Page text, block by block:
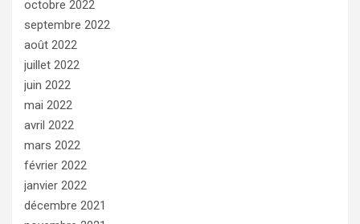
octobre 2022
septembre 2022
août 2022
juillet 2022
juin 2022
mai 2022
avril 2022
mars 2022
février 2022
janvier 2022
décembre 2021